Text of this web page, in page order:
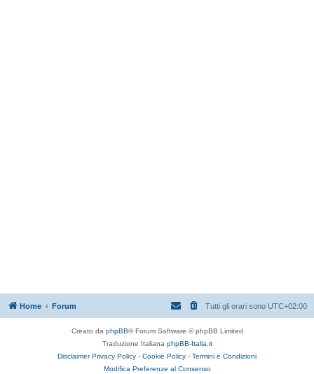
Home Forum Tutti gli orari sono UTC+02:00
Creato da phpBB® Forum Software © phpBB Limited
Traduzione Italiana phpBB-Italia.it
Disclaimer Privacy Policy - Cookie Policy - Termini e Condizioni
Modifica Preferenze al Consenso